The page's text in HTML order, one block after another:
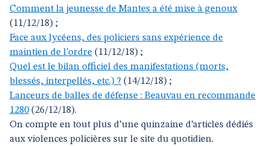
Comment la jeunesse de Mantes a été mise à genoux
(11/12/18) ;
Face aux lycéens, des policiers sans expérience de
maintien de l’ordre (11/12/18) ;
Quel est le bilan officiel des manifestations (morts,
blessés, interpellés, etc.) ? (14/12/18) ;
Lanceurs de balles de défense : Beauvau en recommande
1280(26/12/18).
On compte en tout plus d’une quinzaine d’articles dédiés
aux violences policières sur le site du quotidien.